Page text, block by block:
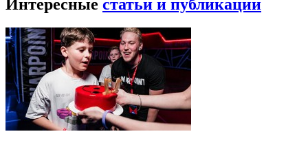
Интересные статьи и публикации